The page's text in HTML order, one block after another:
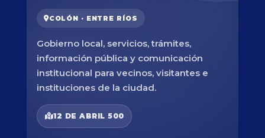
COLÓN · ENTRE RÍOS
Gobierno local, servicios, trámites,
información pública y comunicación
institucional para vecinos, visitantes e
instituciones de la ciudad.
12 DE ABRIL 500